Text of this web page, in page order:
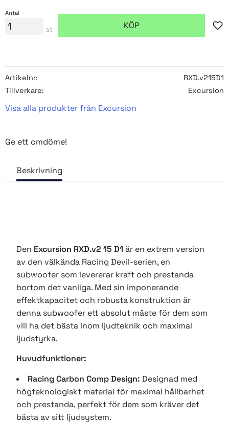
Antal
st KÖP
Artikelnr
RXD.v215D1
Tillverkare
Excursion
Visa alla produkter från Excursion
Ge ett omdöme!
Den Excursion RXD.v2 15 D1 är en extrem version
av den välkända Racing Devil-serien, en
subwoofer som levererar kraft och prestanda
bortom det vanliga. Med sin imponerande
effektkapacitet och robusta konstruktion är
denna subwoofer ett absolut måste för dem som
vill ha det bästa inom ljudteknik och maximal
ljudstyrka.
Huvudfunktioner:
Racing Carbon Comp Design: Designad med
högteknologiskt material för maximal hållbarhet
och prestanda, perfekt för dem som kräver det
bästa av sitt ljudsystem.